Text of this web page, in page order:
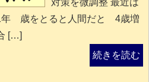
対策を微調整 最近は
年 歳をとると人間だと 4歳増
[…]
続きを読む